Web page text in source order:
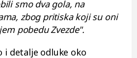
smo dva gola, na
zbog pritiska koji su oni
pobedu Zvezde".
i detalje odluke oko